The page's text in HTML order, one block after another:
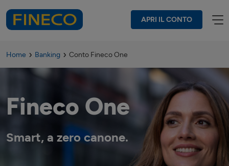
APRI IL CONTO
Home Banking Conto Fineco One
Fineco One
Smart, a zero canone.